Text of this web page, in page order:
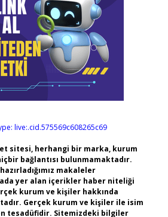
live:.cid.575569c608265c69
sitesi, herhangi bir marka, kurum
bağlantısı bulunmamaktadır.
makaleler
yer alan içerikler haber niteliği
kurum ve kişiler hakkında
Gerçek kurum ve kişiler ile isim
tesadüfidir. Sitemizdeki bilgiler